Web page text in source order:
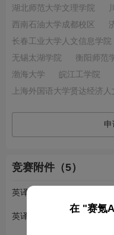
湖北师范大学文理学院
西南石油大学成都校区
长春工业大学人文信息学院
无锡太湖学院
衡阳师范
渤海大学
皖江工学院
上海外国语大学贤达经济人
竞赛附件（5）
英译汉A组赛题+翻译专用纸
英译汉B组赛题+翻译专用纸
在 "赛氪